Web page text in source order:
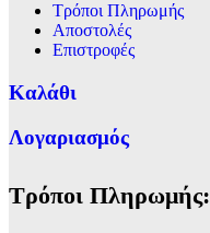
Τρόποι Πληρωμής
Αποστολές
Επιστροφές
Καλάθι
Λογαριασμός
Τρόποι Πληρωμής: